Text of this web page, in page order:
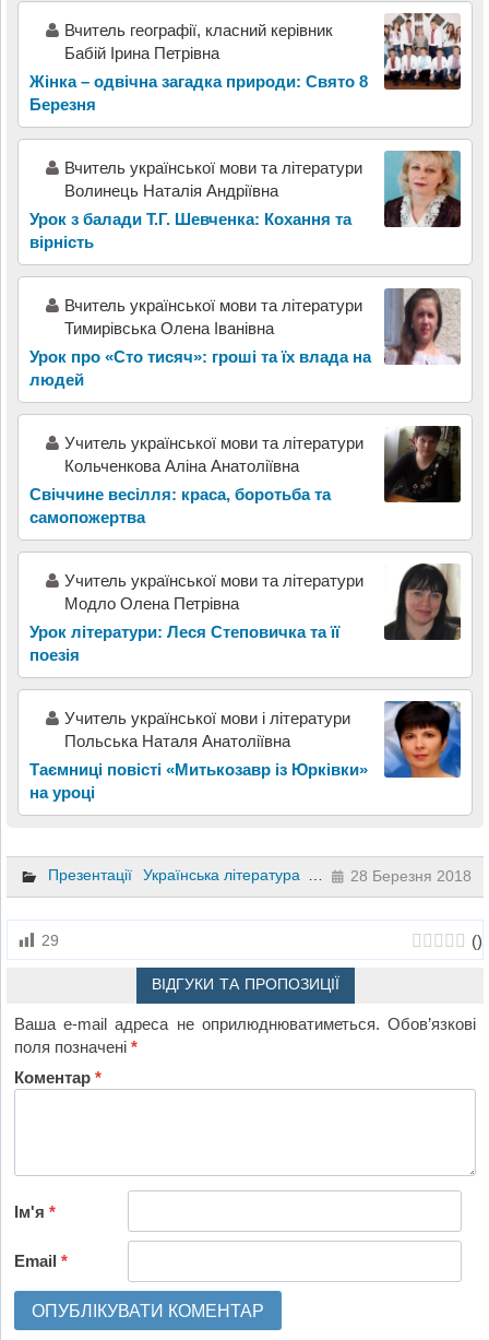
Вчитель географії, класний керівник
Бабій Ірина Петрівна
Жінка – одвічна загадка природи: Свято 8
Березня
Вчитель української мови та літератури
Волинець Наталія Андріївна
Урок з балади Т.Г. Шевченка: Кохання та
вірність
Вчитель української мови та літератури
Тимирівська Олена Іванівна
Урок про «Сто тисяч»: гроші та їх влада на
людей
Учитель української мови та літератури
Кольченкова Аліна Анатоліївна
Свіччине весілля: краса, боротьба та
самопожертва
Учитель української мови та літератури
Модло Олена Петрівна
Урок літератури: Леся Степовичка та її
поезія
Учитель української мови і літератури
Польська Наталя Анатоліївна
Таємниці повісті «Митькозавр із Юрківки»
на уроці
Презентації Українська література 8 клас28 Березня 2018
29 ()
ВІДГУКИ ТА ПРОПОЗИЦІЇ
Ваша e-mail адреса не оприлюднюватиметься. Обов’язкові
поля позначені*
Коментар*
Ім'я*
Email*